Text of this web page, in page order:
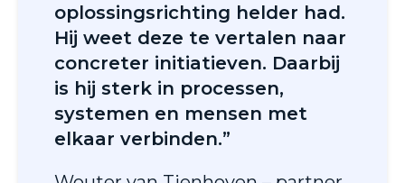
oplossingsrichting helder had.
Hij weet deze te vertalen naar
concreter initiatieven. Daarbij
is hij sterk in processen,
systemen en mensen met
elkaar verbinden.”